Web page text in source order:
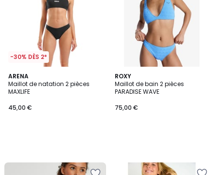
-30% DÈS 2*
ARENA
Maillot de natation 2 pièces
MAXLIFE
45,00 €
ROXY
Maillot de bain 2 pièces
PARADISE WAVE
75,00 €